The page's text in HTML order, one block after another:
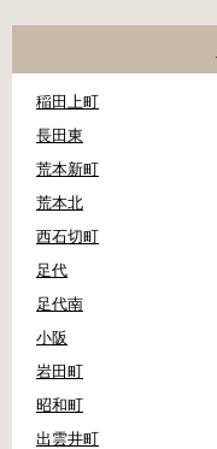
稲田上町
長田東
荒本新町
荒本北
西石切町
足代
足代南
小阪
岩田町
昭和町
出雲井町